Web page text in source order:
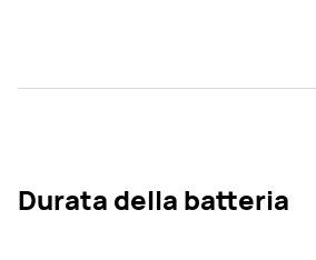
Durata della batteria